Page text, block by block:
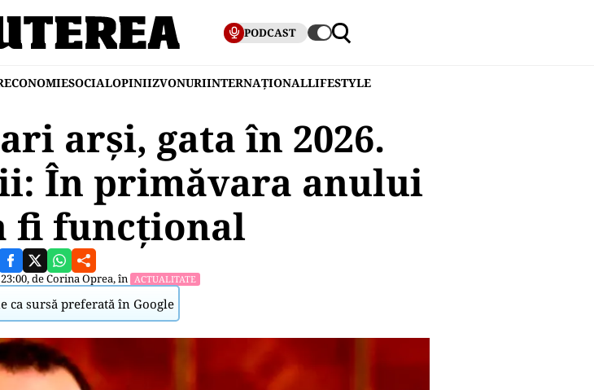
PODCAST
ECONOMIESOCIALOPINIIZVONURIINTERNAȚIONALLIFESTYLE
arși, gata în 2026.
În primăvara anului
fi funcţional
deCorina Oprea, în ACTUALITATE
ca sursă preferată în Google